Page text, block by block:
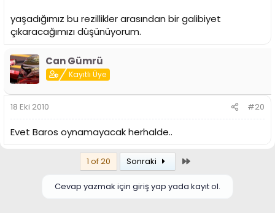
yaşadığımız bu rezillikler arasından bir galibiyet
çıkaracağımızı düşünüyorum.
Can Gümrü
Kayıtlı Üye
18 Eki 2010 #20
Evet Baros oynamayacak herhalde..
1 of 20 Sonraki
Cevap yazmak için giriş yap yada kayıt ol.